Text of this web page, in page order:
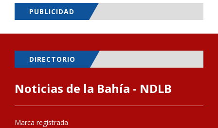
PUBLICIDAD
DIRECTORIO
Noticias de la Bahía - NDLB
Marca registrada